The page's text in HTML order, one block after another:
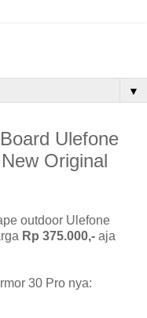
▼
Ulefone
Original
outdoor Ulefone
Rp 375.000,- aja
30 Pro nya: